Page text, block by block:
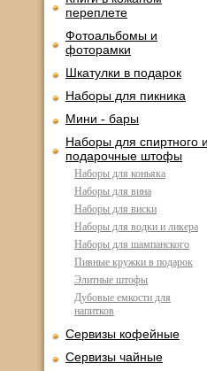
переплете
Фотоальбомы и
фоторамки
Шкатулки в подарок
Наборы для пикника
Мини - бары
Наборы для спиртного и
подарочные штофы
Наборы для коньяка
Наборы для вина
Наборы для виски
Наборы для водки и ликера
Наборы для шампанского
Пивные кружки в подарок
Элитные штофы
Дубовые емкости для
напитков
Сервизы кофейные
Сервизы чайные